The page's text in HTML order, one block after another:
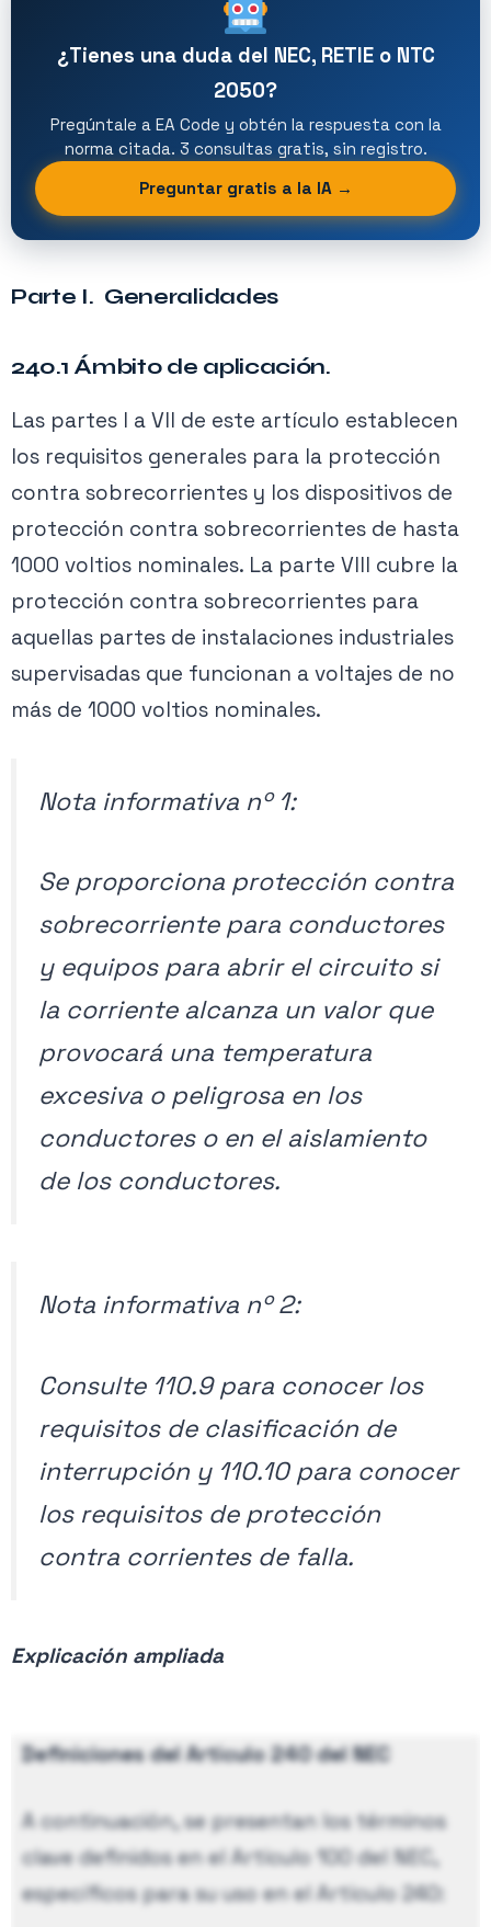
¿Tienes una duda del NEC, RETIE o NTC
2050?
Pregúntale a EA Code y obtén la respuesta con la
norma citada. 3 consultas gratis, sin registro.
Preguntar gratis a la IA →
Parte I. Generalidades
240.1 Ámbito de aplicación.
Las partes I a VII de este artículo establecen
los requisitos generales para la protección
contra sobrecorrientes y los dispositivos de
protección contra sobrecorrientes de hasta
1000 voltios nominales. La parte VIII cubre la
protección contra sobrecorrientes para
aquellas partes de instalaciones industriales
supervisadas que funcionan a voltajes de no
más de 1000 voltios nominales.
Nota informativa nº 1:
Se proporciona protección contra
sobrecorriente para conductores
y equipos para abrir el circuito si
la corriente alcanza un valor que
provocará una temperatura
excesiva o peligrosa en los
conductores o en el aislamiento
de los conductores.
Nota informativa nº 2:
Consulte 110.9 para conocer los
requisitos de clasificación de
interrupción y 110.10 para conocer
los requisitos de protección
contra corrientes de falla.
Explicación ampliada
Definiciones del Artículo 240 del NEC
A continuación, se presentan los términos
clave definidos en el Artículo 100 del NEC,
específicos para su uso en el Artículo 240: